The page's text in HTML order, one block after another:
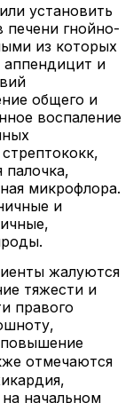
установить
печени гнойно-
из которых
аппендицит и
общего и
воспаление
палочка,
микрофлора.
и
жалуются
тяжести и
правого
отмечаются
начальном